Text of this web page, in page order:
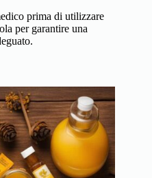
prima di utilizzare
per garantire una